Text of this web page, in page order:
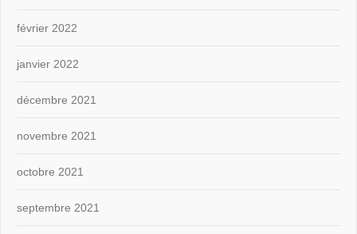
février 2022
janvier 2022
décembre 2021
novembre 2021
octobre 2021
septembre 2021